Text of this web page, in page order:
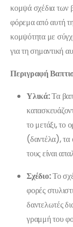
κομψά σχέδια των
φόρεμα από αυτή
κομψότητα με
για τη σημαντική
Περιγραφή
Υλικά:Τα
το μετάξι, το
(δαντέλα),
τους είναι
Σχέδιο:Το
φορές
δαντελωτές
γραμμή του